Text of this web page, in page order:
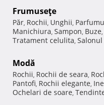
Frumuseţe
Păr, Rochii, Unghii,
Manichiura, Sampon, Buze,
Tratament celulita, Salonul
Modă
Rochii, Rochii de seara,
Pantofi, Rochii elegante,
Ochelari de soare,